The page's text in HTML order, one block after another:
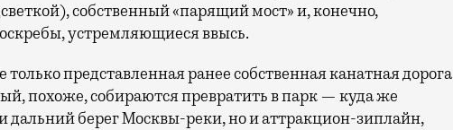
собственный «парящий мост» и, конечно,
устремляющиеся ввысь.
представленная ранее собственная канатная дорога
похоже, собираются превратить в парк — куда же
дальний берег Москвы-реки, но и аттракцион-зиплайн,